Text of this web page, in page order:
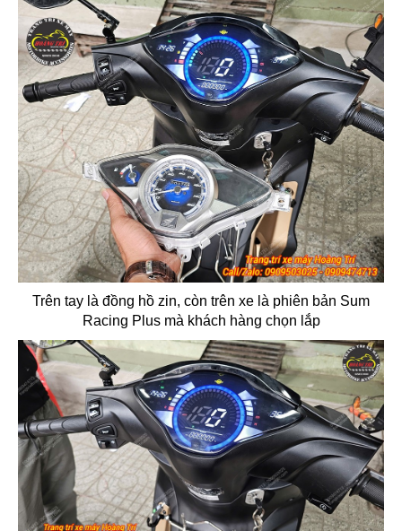
Trên tay là đồng hồ zin, còn trên xe là phiên bản Sum
Racing Plus mà khách hàng chọn lắp